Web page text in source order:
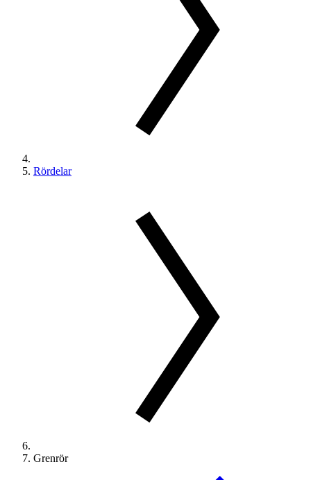
Rördelar
Grenrör